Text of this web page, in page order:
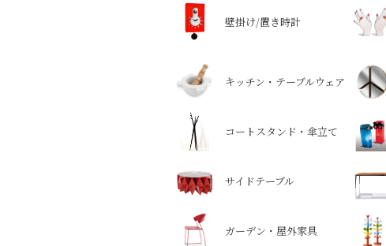
壁掛け/置き時計
キッチン・テーブルウェア
コートスタンド・傘立て
サイドテーブル
ガーデン・屋外家具